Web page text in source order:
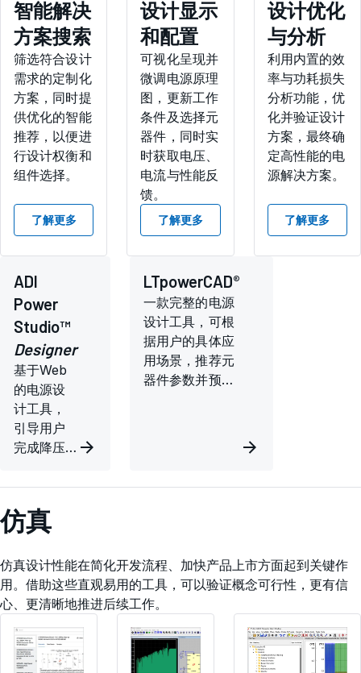
智能解决
方案搜索
筛选符合设计
需求的定制化
方案，同时提
供优化的智能
推荐，以便进
行设计权衡和
组件选择。
了解更多
设计显示
和配置
可视化呈现并
微调电源原理
图，更新工作
条件及选择元
器件，同时实
时获取电压、
电流与性能反
馈。
了解更多
设计优化
与分析
利用内置的效
率与功耗损失
分析功能，优
化并验证设计
方案，最终确
定高性能的电
源解决方案。
了解更多
ADI
Power
Studio™
Designer
基于Web
的电源设
计工具，
引导用户
完成降压
计的全流
程，包括
优化的元
LTpowerCAD®
一款完整的电源
设计工具，可根
据用户的具体应
用场景，推荐元
器件参数并预估
仿真
仿真设计性能在简化开发流程、加快产品上市方面起到关键作
用。借助这些直观易用的工具，可以验证概念可行性，更有信
心、更清晰地推进后续工作。